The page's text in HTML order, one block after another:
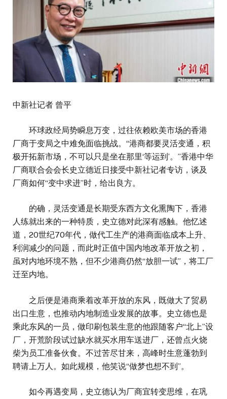
中新社记者 曾平
环球政经局势瞬息万变，过往依赖欧美市场的香港
厂商于变局之中难免面临挑战。“港商都要灵活变通，积
极开拓新市场，不可以只是坐在那里‘等运到’。”香港中华
厂商联合会会长史立德近日接受中新社记者专访，谈及
厂商如何“变中求进”时，给出良方。
的确，灵活变通是长期受东西方文化熏陶下，香港
人练就出来的一种特质，史立德对此深有感触。他忆述
道，20世纪70年代，做代工生产的港商面临成本上升、
利润减少的问题，而此时正值中国内地改革开放之初，
虽对内地环境不熟，但不少港商仍然“放胆一试”，将工厂
迁至内地。
之后便是港商乘着改革开放的东风，既做大了贸易
出口生意，也推动内地制造业发展的故事。史立德也是
乘此东风的一员，做印刷包装生意的他跟随客户“北上”设
厂，开荒阶段试过缺水就买水用车送进厂，还曾点火烧
柴为员工准备伙食。不过苦尽甘来，高峰时生意蓬勃到
聘请上万人。如此规模，他笑说“做梦也想不到”。
如今再遇变局，史立德认为厂商宜转变思维，在巩